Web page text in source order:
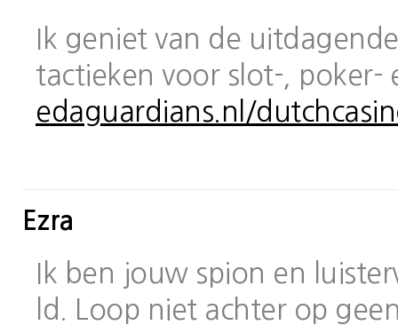
Ik geniet van de
tactieken voor slot-,
edaguardians.nl/
Ezra
Ik ben jouw spion en
ld. Loop niet achter op